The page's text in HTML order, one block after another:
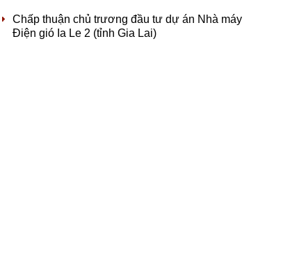
Chấp thuận chủ trương đầu tư dự án Nhà máy
Điện gió Ia Le 2 (tỉnh Gia Lai)